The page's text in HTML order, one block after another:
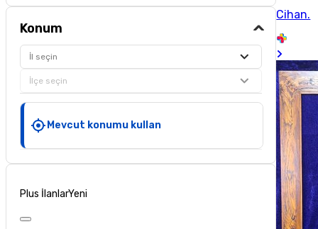
Konum
İl seçin
İlçe seçin
Mevcut konumu kullan
Plus İlanlarYeni
Cihan.